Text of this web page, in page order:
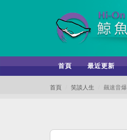
首頁 最近更新
首頁 笑談人生 飆速音爆